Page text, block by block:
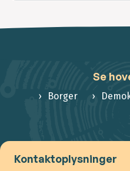
Se
Borger
Kontaktoplysninger